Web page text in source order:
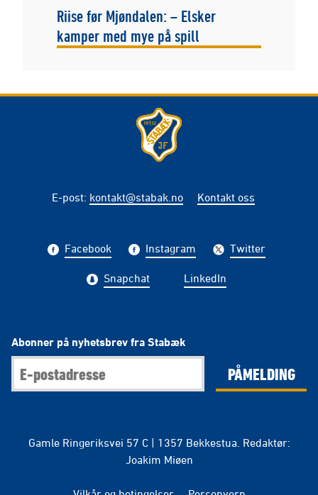
Riise før Mjøndalen: – Elsker
kamper med mye på spill
E-post: kontakt@stabak.no Kontakt oss
Facebook Instagram Twitter
Snapchat LinkedIn
Abonner på nyhetsbrev fra Stabæk
PÅMELDING
Gamle Ringeriksvei 57 C | 1357 Bekkestua. Redaktør:
Joakim Miøen